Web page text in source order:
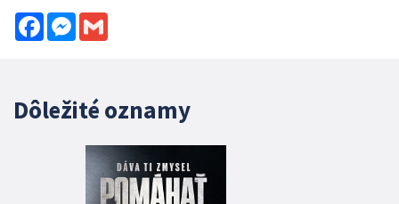
FacebookMessenger
Dôležité oznamy